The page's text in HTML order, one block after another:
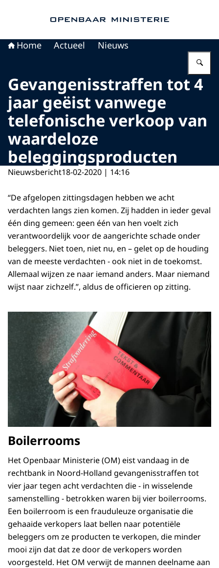
Home Actueel Nieuws
Gevangenisstraffen tot 4
jaar geëist vanwege
telefonische verkoop van
waardeloze
beleggingsproducten
Nieuwsbericht18-02-2020 | 14:16
“De afgelopen zittingsdagen hebben we acht
verdachten langs zien komen. Zij hadden in ieder geval
één ding gemeen: geen één van hen voelt zich
verantwoordelijk voor de aangerichte schade onder
beleggers. Niet toen, niet nu, en – gelet op de houding
van de meeste verdachten - ook niet in de toekomst.
Allemaal wijzen ze naar iemand anders. Maar niemand
wijst naar zichzelf.”, aldus de officieren op zitting.
Boilerrooms
Het Openbaar Ministerie (OM) eist vandaag in de
rechtbank in Noord-Holland gevangenisstraffen tot
vier jaar tegen acht verdachten die - in wisselende
samenstelling - betrokken waren bij vier boilerrooms.
Een boilerroom is een frauduleuze organisatie die
gehaaide verkopers laat bellen naar potentiële
beleggers om ze producten te verkopen, die minder
mooi zijn dat dat ze door de verkopers worden
voorgesteld. Het OM verwijt de mannen deelname aan